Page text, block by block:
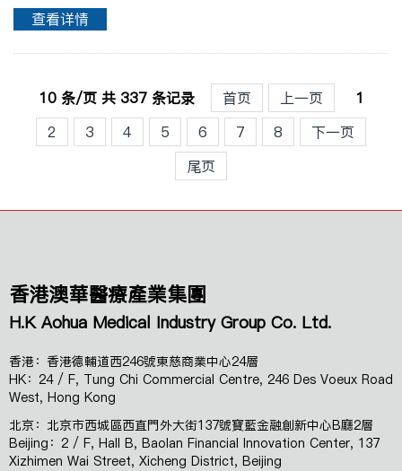
中医科学院广东分院）即将迎来百年华诞。广东省中医院100周年
LOGOEpisode Ⅰ世纪回眸·岐黄薪火照岭南1924年，卢乃潼..
查看详情
10 条/页 共 337 条记录 首页 上一页
1
2
3 4 5 6 7 8
下一页
尾页
香港澳華醫療產業集團
H.K Aohua Medical Industry Group Co. Ltd.
香港：香港德輔道西246號東慈商業中心24層
HK：24 / F, Tung Chi Commercial Centre, 246 Des Voeux Road
West, Hong Kong
北京：北京市西城區西直門外大街137號寶藍金融創新中心B廳2層
Beijing：2 / F, Hall B, Baolan Financial Innovation Center, 137
Xizhimen Wai Street, Xicheng District, Beijing